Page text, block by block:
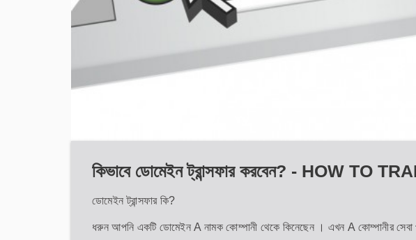
কিভাবে ডোমেইন ট্রান্সফার করবেন? - HOW TO
ডোমেইন ট্রান্সফার কি?
ধরুন আপনি একটি ডোমেইন A নামক কোম্পানী থেকে কিনেছেন । এখন A কোম্পানীর